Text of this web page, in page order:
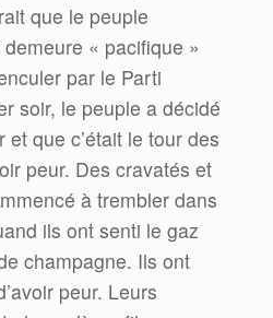
que le peuple
« pacifique »
par le Parti
soir, le peuple a décidé
et que c’était le tour des
peur. Des cravatés et
à trembler dans
ils ont senti le gaz
champagne. Ils ont
peur. Leurs